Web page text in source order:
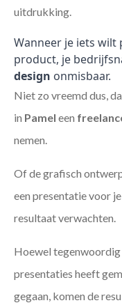
uitdrukking.
Wanneer je iets wilt
product, je
design onmisbaar.
Niet zo vreemd dus,
in Pamel een
nemen.
Of de grafisch
een presentatie voor
resultaat verwachten.
Hoewel
presentaties heeft
gegaan, komen de